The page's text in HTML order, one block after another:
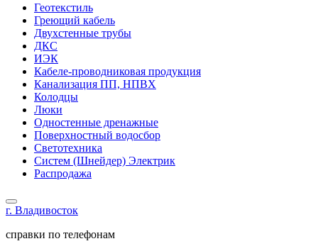
Геотекстиль
Греющий кабель
Двухстенные трубы
ДКС
ИЭК
Кабеле-проводниковая продукция
Канализация ПП, НПВХ
Колодцы
Люки
Одностенные дренажные
Поверхностный водосбор
Светотехника
Систем (Шнейдер) Электрик
Распродажа
г. Владивосток
справки по телефонам